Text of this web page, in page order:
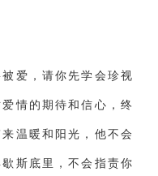
爱，请你先学会珍视
情的期待和信心，终
温暖和阳光，他不会
斯底里，不会指责你